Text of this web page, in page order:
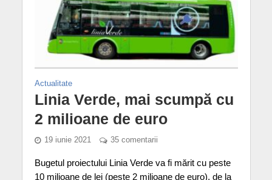
Actualitate
Linia Verde, mai scumpă cu
2 milioane de euro
19 iunie 2021 35 comentarii
Bugetul proiectului Linia Verde va fi mărit cu peste
10 milioane de lei (peste 2 milioane de euro), de la